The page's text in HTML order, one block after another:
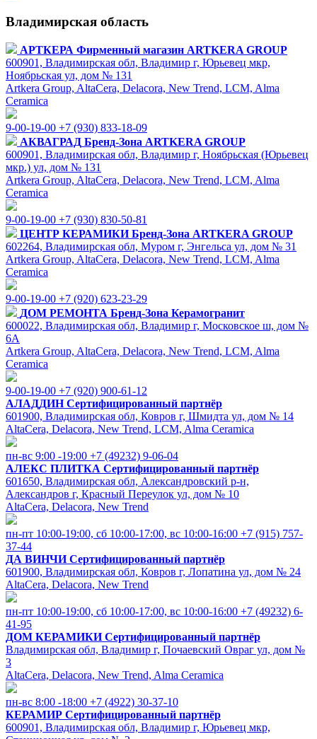
Владимирская область
АРТКЕРА Фирменный магазин ARTKERA GROUP
600901, Владимирская обл, Владимир г, Юрьевец мкр,
Ноябрьская ул, дом № 131
Artkera Group, AltaCera, Delacora, New Trend, LCM, Alma
Ceramica
9-00-19-00 +7 (930) 833-18-09
АКВАГРАД Бренд-Зона ARTKERA GROUP
600901, Владимирская обл, Владимир г, Ноябрьская (Юрьевец
мкр.) ул, дом № 131
Artkera Group, AltaCera, Delacora, New Trend, LCM, Alma
Ceramica
9-00-19-00 +7 (930) 830-50-81
ЦЕНТР КЕРАМИКИ Бренд-Зона ARTKERA GROUP
602264, Владимирская обл, Муром г, Энгельса ул, дом № 31
Artkera Group, AltaCera, Delacora, New Trend, LCM, Alma
Ceramica
9-00-19-00 +7 (920) 623-23-29
ДОМ РЕМОНТА Бренд-Зона Керамогранит
600022, Владимирская обл, Владимир г, Московское ш, дом №
6А
Artkera Group, AltaCera, Delacora, New Trend, LCM, Alma
Ceramica
9-00-19-00 +7 (920) 900-61-12
АЛАДДИН Сертифицированный партнёр
601900, Владимирская обл, Ковров г, Шмидта ул, дом № 14
AltaCera, Delacora, New Trend, LCM, Alma Ceramica
пн-вс 9:00 -19:00 +7 (49232) 9-06-04
АЛЕКС ПЛИТКА Сертифицированный партнёр
601650, Владимирская обл, Александровский р-н,
Александров г, Красный Переулок ул, дом № 10
AltaCera, Delacora, New Trend
пн-пт 10:00-19:00, cб 10:00-17:00, вс 10:00-16:00 +7 (915) 757-
37-44
ДА ВИНЧИ Сертифицированный партнёр
601900, Владимирская обл, Ковров г, Лопатина ул, дом № 24
AltaCera, Delacora, New Trend
пн-пт 10:00-19:00, cб 10:00-17:00, вс 10:00-16:00 +7 (49232) 6-
41-95
ДОМ КЕРАМИКИ Сертифицированный партнёр
Владимирская обл, Владимир г, Почаевский Овраг ул, дом №
3
AltaCera, Delacora, New Trend, Alma Ceramica
пн-вс 8:00 -18:00 +7 (4922) 30-37-10
КЕРАМИР Сертифицированный партнёр
600901, Владимирская обл, Владимир г, Юрьевец мкр,